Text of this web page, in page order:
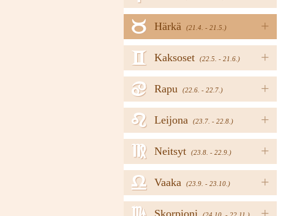
+
Härkä (21.4. - 21.5.)
b
+
Kaksoset (22.5. - 21.6.)
c
+
Rapu (22.6. - 22.7.)
d
+
Leijona (23.7. - 22.8.)
e
+
Neitsyt (23.8. - 22.9.)
f
+
Vaaka (23.9. - 23.10.)
g
Skorpioni